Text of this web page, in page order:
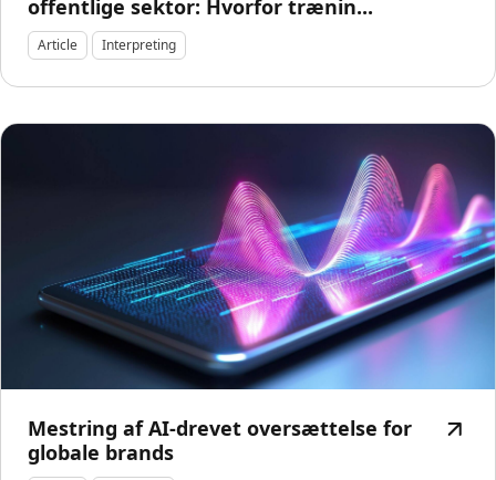
offentlige sektor: Hvorfor trænin...
Article Interpreting
Mestring af AI-drevet oversættelse for
globale brands